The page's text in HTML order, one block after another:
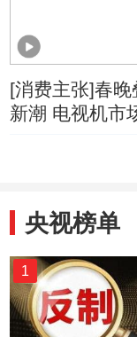
[消费主张]春晚
新潮 电视机市
央视榜单
1